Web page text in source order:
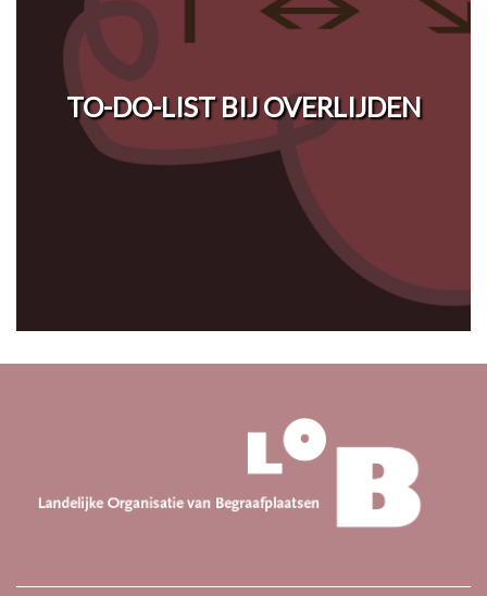
TO-DO-LIST BIJ OVERLIJDEN